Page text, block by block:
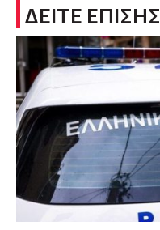
ΔΕΙΤΕ ΕΠΙΣΗΣ